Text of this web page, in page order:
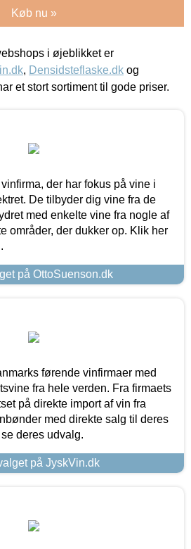
Køb nu »
i øjeblikket er
, Densidsteflaske.dk og
et stort sortiment til gode priser.
der har fokus på vine i
De tilbyder dig vine fra de
med enkelte vine fra nogle af
områder, der dukker op. Klik her
på OttoSuenson.dk
førende vinfirmaer med
fra hele verden. Fra firmaets
på direkte import af vin fra
med direkte salg til deres
deres udvalg.
på JyskVin.dk